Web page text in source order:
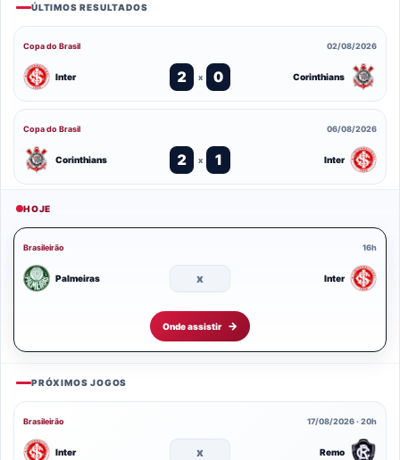
ÚLTIMOS RESULTADOS
Copa do Brasil 02/08/2026
Inter 2 x 0 Corinthians
Copa do Brasil 06/08/2026
Corinthians 2 x 1 Inter
HOJE
Brasileirão 16h
Palmeiras x Inter
Onde assistir
PRÓXIMOS JOGOS
Brasileirão 17/08/2026 · 20h
Inter x Remo